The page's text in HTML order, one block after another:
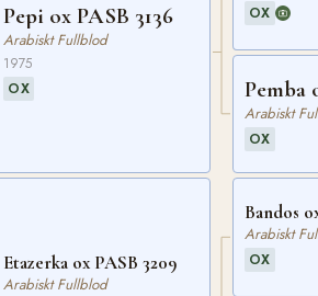
Pepi ox PASB 3136
Arabiskt Fullblod
1975
OX
Etazerka ox PASB 3209
Arabiskt Fullblod
OX
Pemba
Arabiskt
OX
Bandos
Arabiskt
OX